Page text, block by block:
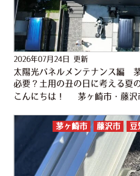
2026年07月24日 更新
太陽光パネルメンテナンス編
必要？土用の丑の日に考える夏
茅ヶ崎市 藤沢市 豆